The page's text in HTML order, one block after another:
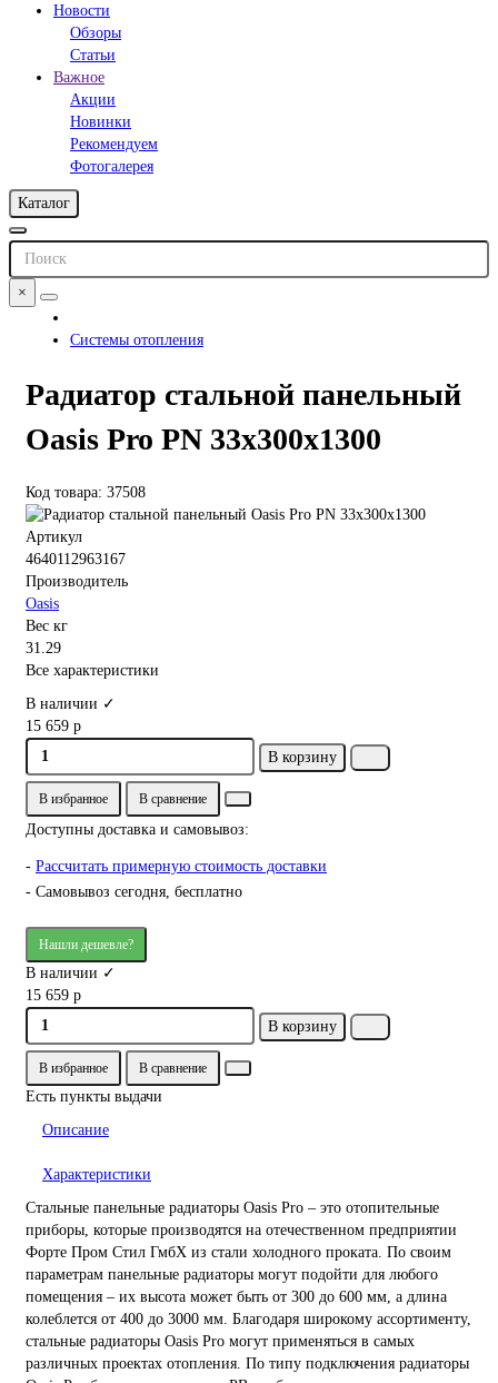
Новости
Обзоры
Статьи
Важное
Акции
Новинки
Рекомендуем
Фотогалерея
Каталог
×
Системы отопления
Радиатор стальной панельный
Oasis Pro PN 33х300х1300
Код товара: 37508
Артикул
4640112963167
Производитель
Oasis
Вес кг
31.29
Все характеристики
В наличии ✓
15 659 р
В корзину
В избранное В сравнение
Доступны доставка и самовывоз:
- Рассчитать примерную стоимость доставки
- Самовывоз сегодня, бесплатно
Нашли дешевле?
В наличии ✓
15 659 р
В корзину
В избранное В сравнение
Есть пункты выдачи
Описание
Характеристики
Стальные панельные радиаторы Oasis Pro – это отопительные
приборы, которые производятся на отечественном предприятии
Форте Пром Стил ГмбХ из стали холодного проката. По своим
параметрам панельные радиаторы могут подойти для любого
помещения – их высота может быть от 300 до 600 мм, а длина
колеблется от 400 до 3000 мм. Благодаря широкому ассортименту,
стальные радиаторы Oasis Pro могут применяться в самых
различных проектах отопления. По типу подключения радиаторы